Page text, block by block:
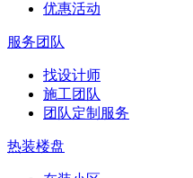
优惠活动
服务团队
找设计师
施工团队
团队定制服务
热装楼盘